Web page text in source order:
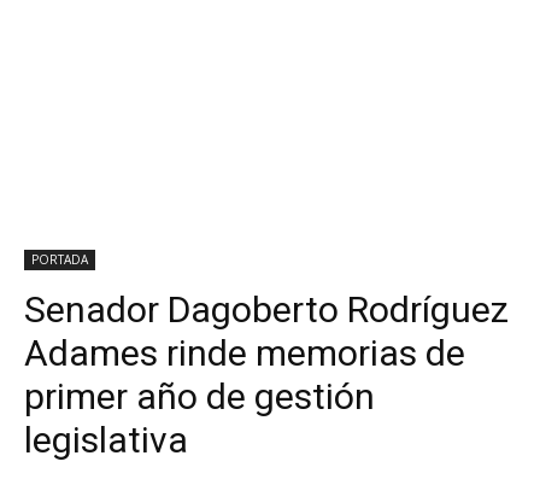
PORTADA
Senador Dagoberto Rodríguez
Adames rinde memorias de
primer año de gestión
legislativa